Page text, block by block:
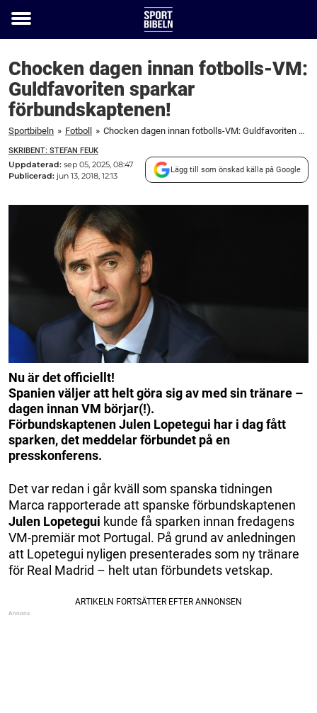
Toggle
Chocken dagen innan fotbolls-VM:
Guldfavoriten sparkar
förbundskaptenen!
Sportbibeln » Fotboll » Chocken dagen innan fotbolls-VM: Guldfavoriten sparkar förbundskaptenen!
SKRIBENT: STEFAN FEUK
Uppdaterad: sep 05, 2025, 08:47
Publicerad: jun 13, 2018, 12:13
Lägg till som önskad källa på Google
Nu är det officiellt!
Spanien väljer att helt göra sig av med sin tränare –
dagen innan VM börjar(!).
Förbundskaptenen Julen Lopetegui har i dag fått
sparken, det meddelar förbundet på en
presskonferens.
Det var redan i går kväll som spanska tidningen
Marca rapporterade att spanske förbundskaptenen
Julen Lopetegui kunde få sparken innan fredagens
VM-premiär mot Portugal. På grund av anledningen
att Lopetegui nyligen presenterades som ny tränare
för Real Madrid – helt utan förbundets vetskap.